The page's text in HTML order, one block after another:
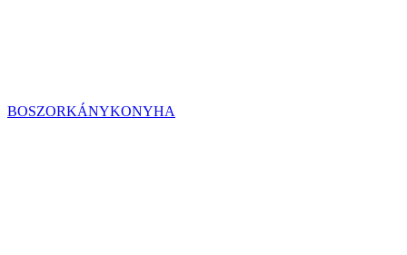
BOSZORKÁNYKONYHA